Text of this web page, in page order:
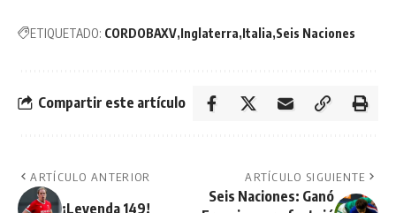
ETIQUETADO: CORDOBAXV Inglaterra Italia Seis Naciones
Compartir este artículo
ARTÍCULO ANTERIOR
¡Leyenda 149!
ARTÍCULO SIGUIENTE
Seis Naciones: Ganó